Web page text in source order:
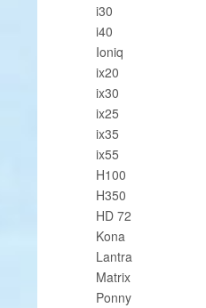
i30
i40
Ioniq
ix20
ix30
ix25
ix35
ix55
H100
H350
HD 72
Kona
Lantra
Matrix
Ponny